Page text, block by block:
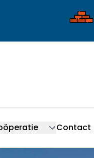
Contact